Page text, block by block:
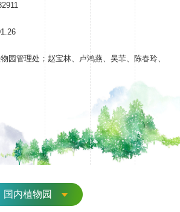
园管理处；赵宝林、卢鸿燕、吴菲、陈春玲、
国内植物园